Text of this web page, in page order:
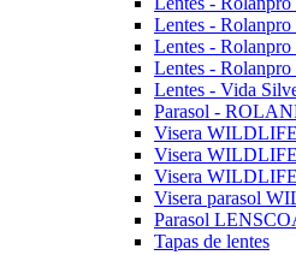
Lentes -
Lentes -
Lentes -
Lentes - Vida
Parasol -
Visera
Visera
Visera
Visera parasol
Parasol
Tapas de lentes